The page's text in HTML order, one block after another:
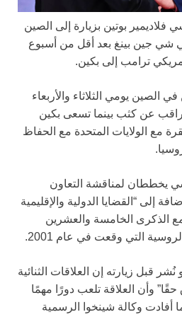
فلاديمير بوتين بزيارة إلى الصين
شي جين بينغ بعد أقل من أسبوع
ترامب إلى بكين.
الصين يومي الثلاثاء والأربعاء
عن كثب بينما تسعى بكين
مع الولايات المتحدة مع الحفاظ
يخططان لمناقشة التعاون
إلى “القضايا الدولية والإقليمية
مع الذكرى الخامسة والعشرين
التي وقعت في عام 2001.
قبل زيارته إن العلاقات الثنائية
وأن العلاقة تلعب دورًا مهمًا
أفادت وكالة شينخوا الرسمية